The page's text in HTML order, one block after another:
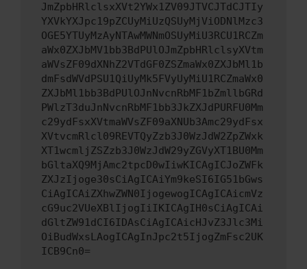
JmZpbHRlclsxXVt2YWx1ZV09JTVCJTdCJTIy
YXVkYXJpc19pZCUyMiUzQSUyMjViODNlMzc3
OGE5YTUyMzAyNTAwMWNmOSUyMiU3RCU1RCZm
aWx0ZXJbMV1bb3BdPUlOJmZpbHRlclsyXVtm
aWVsZF09dXNhZ2VTdGF0ZSZmaWx0ZXJbMl1b
dmFsdWVdPSU1QiUyMk5FVyUyMiU1RCZmaWx0
ZXJbMl1bb3BdPUlOJnNvcnRbMF1bZmllbGRd
PWlzT3duJnNvcnRbMF1bb3JkZXJdPURFU0Mm
c29ydFsxXVtmaWVsZF09aXNUb3Amc29ydFsx
XVtvcmRlcl09REVTQyZzb3J0WzJdW2ZpZWxk
XT1wcmljZSZzb3J0WzJdW29yZGVyXT1BU0Mm
bGltaXQ9MjAmc2tpcD0wIiwKICAgICJoZWFk
ZXJzIjoge30sCiAgICAiYm9keSI6IG51bGws
CiAgICAiZXhwZWN0IjogewogICAgICAicmVz
cG9uc2VUeXBlIjogIiIKICAgIH0sCiAgICAi
dGltZW91dCI6IDAsCiAgICAicHJvZ3Jlc3Mi
OiBudWxsLAogICAgInJpc2t5IjogZmFsc2UK
ICB9Cn0=